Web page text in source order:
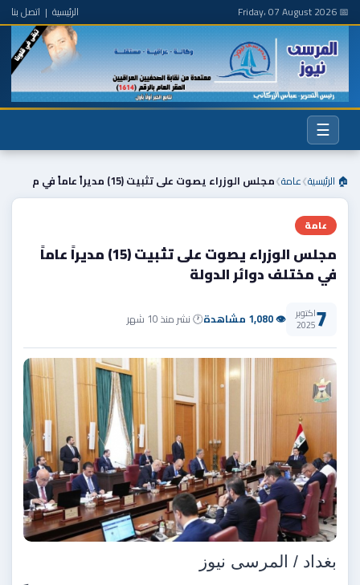
📅 Friday، 07 August 2026 الرئيسية | اتصل بنا
☰
🏠 الرئيسية❯عامة❯مجلس الوزراء يصوت على تثبيت (15) مديراً عاماً في م
عامة
مجلس الوزراء يصوت على تثبيت (15) مديراً عاماً
في مختلف دوائر الدولة
7اكتوبر
2025 👁 1,080 مشاهدة 🕐 نشر منذ 10 شهر
بغداد / المرسى نيوز